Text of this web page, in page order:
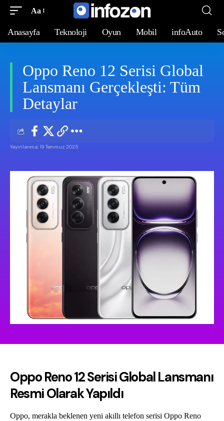
Aa
Anasayfa Teknoloji Oyun Mobil infoAuto
Oppo Reno 12 Serisi Global
Lansmanı Gerçekleşti: Tüm
Detaylar
Yayınlanma: 19 Temmuz 2025
Oppo Reno 12 Serisi Global Lansmanı
Resmi Olarak Yapıldı
Oppo, merakla beklenen yeni akıllı telefon serisi Oppo Reno